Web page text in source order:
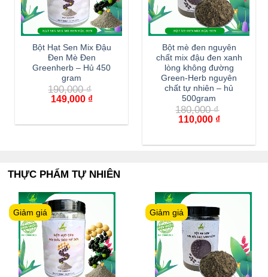
Bột Hạt Sen Mix Đậu
Đen Mè Đen
Greenherb – Hủ 450
gram
190,000₫
149,000 ₫
Bột mè đen nguyên
chất mix đậu đen xanh
lòng không đường
Green-Herb nguyên
chất tự nhiên – hủ
500gram
180,000₫
110,000 ₫
THỰC PHẨM TỰ NHIÊN
Giảm giá Giảm giá